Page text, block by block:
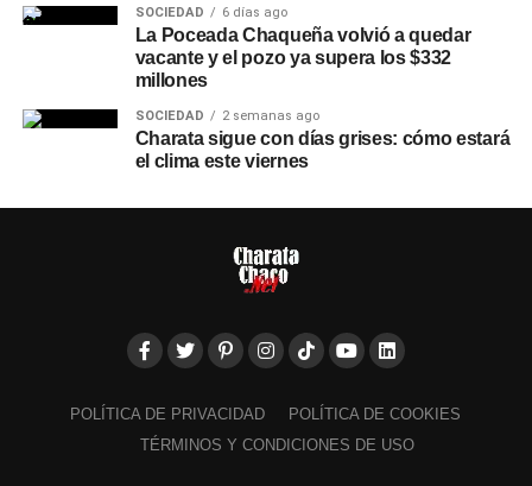
SOCIEDAD 6 días ago
La Poceada Chaqueña volvió a quedar
vacante y el pozo ya supera los $332
millones
SOCIEDAD 2 semanas ago
Charata sigue con días grises: cómo estará
el clima este viernes
POLÍTICA DE PRIVACIDAD
POLÍTICA DE COOKIES
TÉRMINOS Y CONDICIONES DE USO